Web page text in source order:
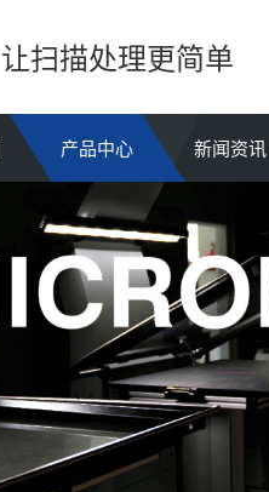
让扫描处理更简单
产品中心 新闻资讯